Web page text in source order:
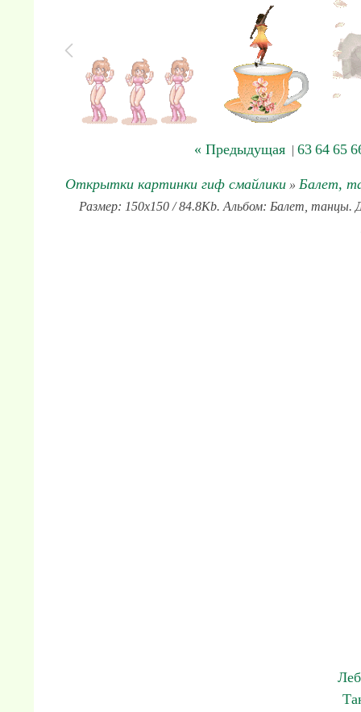
« Предыдущая| 63 64 65
Открытки картинки гиф смайлики » Балет,
Размер: 150x150 / 84.8Kb. Альбом: Балет, танцы.